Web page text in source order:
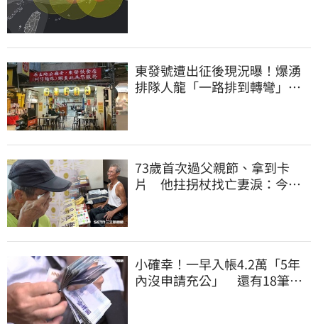
東發號遭出征後現況曝！爆湧
排隊人龍「一路排到轉彎」
73歲首次過父親節、拿到卡
片 他拄拐杖找亡妻淚：今天
小確幸！一早入帳4.2萬「5年
內沒申請充公」 還有18筆錢